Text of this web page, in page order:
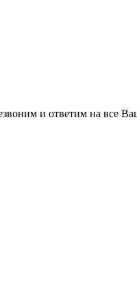
и ответим на все